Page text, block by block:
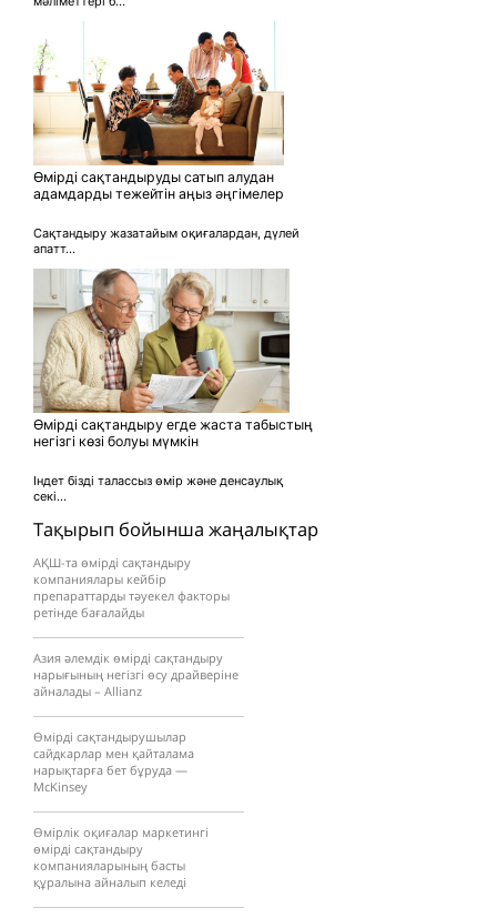
Тақырып бойынша жаңалықтар
АҚШ-та өмірді сақтандыру
компаниялары кейбір
препараттарды тәуекел факторы
ретінде бағалайды
Азия әлемдік өмірді сақтандыру
нарығының негізгі өсу драйверіне
айналады – Allianz
Өмірді сақтандырушылар
сайдкарлар мен қайталама
нарықтарға бет бұруда —
McKinsey
Өмірлік оқиғалар маркетингі
өмірді сақтандыру
компанияларының басты
құралына айналып келеді
Өмірді сақтандыруды сатып алудан
адамдарды тежейтін аңыз әңгімелер
Сақтандыру жазатайым оқиғалардан, дүлей
апатт...
Өмірді сақтандыру егде жаста табыстың
негізгі көзі болуы мүмкін
Індет бізді талассыз өмір және денсаулық
секі...